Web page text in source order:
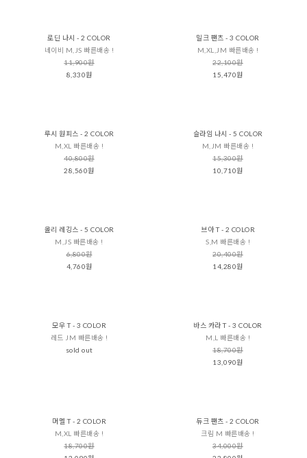
로딘 나시 - 2 COLOR
네이비 M,JS 빠른배송 !
11,900원
8,330원
밀크 팬츠 - 3 COLOR
M,XL,JM 빠른배송 !
22,100원
15,470원
루시 원피스 - 2 COLOR
M,XL 빠른배송 !
40,800원
28,560원
슬라임 나시 - 5 COLOR
M,JM 빠른배송 !
15,300원
10,710원
올리 레깅스 - 5 COLOR
M,JS 빠른배송 !
6,800원
4,760원
브아 T - 2 COLOR
S,M 빠른배송 !
20,400원
14,280원
모우 T - 3 COLOR
레드 JM 빠른배송 !
sold out
바스 카라 T - 3 COLOR
M,L 빠른배송 !
18,700원
13,090원
머멜 T - 2 COLOR
M,XL 빠른배송 !
18,700원
듀크 팬츠 - 2 COLOR
크림 M 빠른배송 !
34,000원